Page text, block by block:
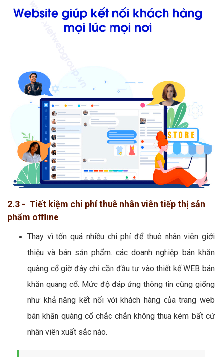
2.3 - Tiết kiệm chi phí thuê nhân viên tiếp thị sản
phẩm offline
Thay vì tốn quá nhiều chi phí để thuê nhân viên giới
thiệu và bán sản phẩm, các doanh nghiệp bán khăn
quàng cổ giờ đây chỉ cần đầu tư vào thiết kế WEB bán
khăn quàng cổ. Mức độ đáp ứng thông tin cũng giống
như khả năng kết nối với khách hàng của trang web
bán khăn quàng cổ chắc chắn không thua kém bất cứ
nhân viên xuất sắc nào.